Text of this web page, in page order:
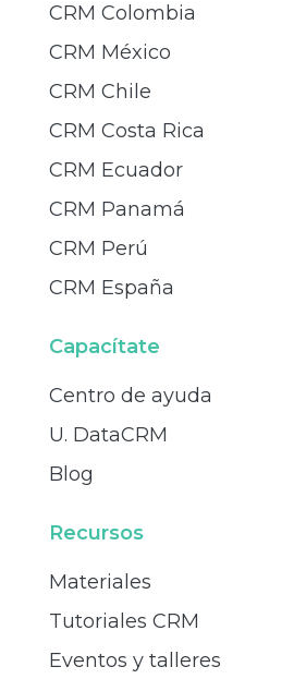
CRM Colombia
CRM México
CRM Chile
CRM Costa Rica
CRM Ecuador
CRM Panamá
CRM Perú
CRM España
Capacítate
Centro de ayuda
U. DataCRM
Blog
Recursos
Materiales
Tutoriales CRM
Eventos y talleres